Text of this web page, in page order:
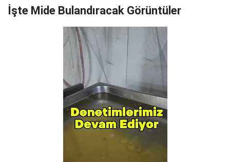
İşte Mide Bulandıracak Görüntüler